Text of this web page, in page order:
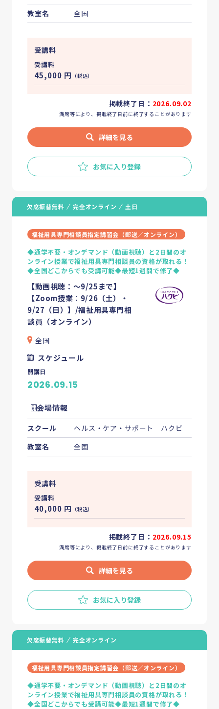
教室名
全国
受講料
受講料
45,000 円 （税込）
掲載終了日： 2026.09.02
満席等により、掲載終了日前に終了することがあります
詳細を見る
お気に入り登録
欠席振替無料 完全オンライン 土日
福祉用具専門相談員指定講習会（郵送／オンライン）
◆通学不要・オンデマンド（動画視聴）と2日間のオ
ンライン授業で福祉用具専門相談員の資格が取れる！
◆全国どこからでも受講可能◆最短1週間で修了◆
【動画視聴：～9/25まで】
【Zoom授業：9/26（土）・
9/27（日）】/福祉用具専門相
談員（オンライン）
全国
スケジュール
開講日
2026.09.15
会場情報
スクール
ヘルス・ケア・サポート ハクビ
教室名
全国
受講料
受講料
40,000 円 （税込）
掲載終了日： 2026.09.15
満席等により、掲載終了日前に終了することがあります
詳細を見る
お気に入り登録
欠席振替無料 完全オンライン
福祉用具専門相談員指定講習会（郵送／オンライン）
◆通学不要・オンデマンド（動画視聴）と2日間のオ
ンライン授業で福祉用具専門相談員の資格が取れる！
◆全国どこからでも受講可能◆最短1週間で修了◆